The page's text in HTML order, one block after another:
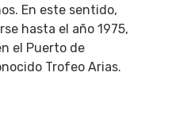
En este sentido,
hasta el año 1975,
el Puerto de
Trofeo Arias.